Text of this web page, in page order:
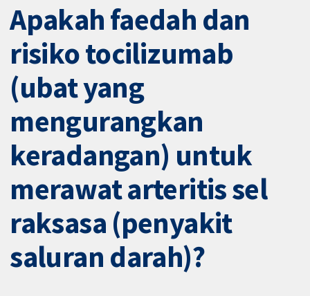
Apakah faedah dan
risiko tocilizumab
(ubat yang
mengurangkan
keradangan) untuk
merawat arteritis sel
raksasa (penyakit
saluran darah)?